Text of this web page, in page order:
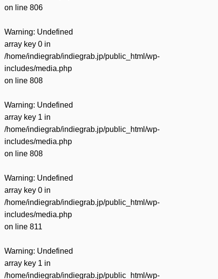
on line 806
Warning: Undefined
array key 0 in
/home/indiegrab/indiegrab.jp/public_html/wp-
includes/media.php
on line 808
Warning: Undefined
array key 1 in
/home/indiegrab/indiegrab.jp/public_html/wp-
includes/media.php
on line 808
Warning: Undefined
array key 0 in
/home/indiegrab/indiegrab.jp/public_html/wp-
includes/media.php
on line 811
Warning: Undefined
array key 1 in
/home/indiegrab/indiegrab.jp/public_html/wp-